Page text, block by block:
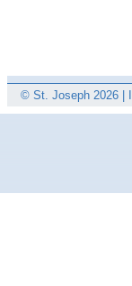
© St. Joseph 2026 |